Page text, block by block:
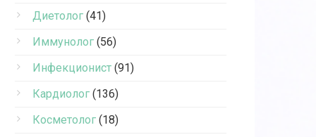
Диетолог (41)
Иммунолог (56)
Инфекционист (91)
Кардиолог (136)
Косметолог (18)